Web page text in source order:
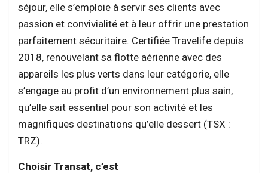
séjour, elle s’emploie à servir ses clients avec
passion et convivialité et à leur offrir une prestation
parfaitement sécuritaire. Certifiée Travelife depuis
2018, renouvelant sa flotte aérienne avec des
appareils les plus verts dans leur catégorie, elle
s’engage au profit d’un environnement plus sain,
qu’elle sait essentiel pour son activité et les
magnifiques destinations qu’elle dessert (TSX :
TRZ).
Choisir Transat, c’est